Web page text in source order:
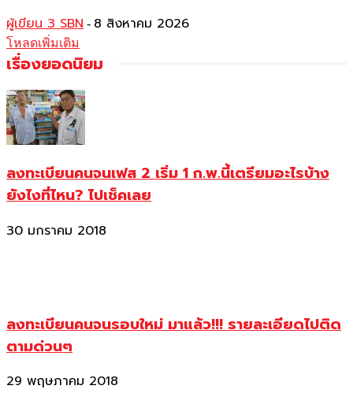
ผู้เขียน 3 SBN - 8 สิงหาคม 2026
โหลดเพิ่มเติม
เรื่องยอดนิยม
ลงทะเบียนคนจนเฟส 2 เริ่ม 1 ก.พ.นี้เตรียมอะไรบ้าง
ยังไงที่ไหน? ไปเช็คเลย
30 มกราคม 2018
ลงทะเบียนคนจนรอบใหม่ มาแล้ว!!! รายละเอียดไปติด
ตามด่วนๆ
29 พฤษภาคม 2018